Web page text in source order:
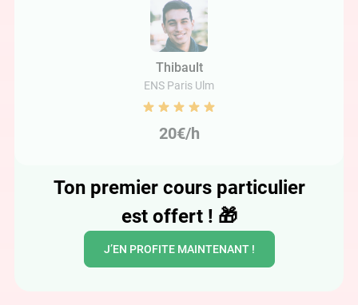
Thibault
ENS Paris Ulm
20€/h
Ton premier cours particulier
est offert ! 🎁
J’EN PROFITE MAINTENANT !